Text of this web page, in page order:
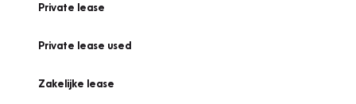
Private lease
Private lease used
Zakelijke lease